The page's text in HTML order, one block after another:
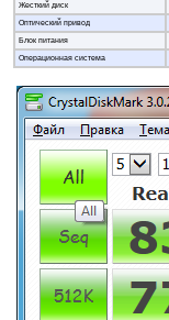
Жесткий диск
Оптический привод
Блок питания
Операционная система